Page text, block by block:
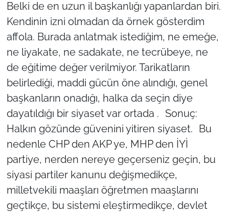
Belki de en uzun il başkanlığı yapanlardan biri.
Kendinin izni olmadan da örnek gösterdim
affola. Burada anlatmak istediğim, ne emeğe,
ne liyakate, ne sadakate, ne tecrübeye, ne
de eğitime değer verilmiyor. Tarikatların
belirlediği, maddi gücün öne alındığı, genel
başkanların onadığı, halka da seçin diye
dayatıldığı bir siyaset var ortada . Sonuç:
Halkın gözünde güvenini yitiren siyaset. Bu
nedenle CHP den AKP ye, MHP den İYİ
partiye, nerden nereye geçerseniz geçin, bu
siyasi partiler kanunu değişmedikçe,
milletvekili maaşları öğretmen maaşlarını
geçtikçe, bu sistemi eleştirmedikçe, devlet